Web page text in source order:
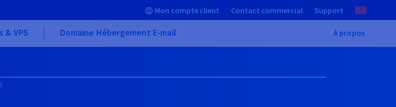
Mon compte client Contact commercial Support
& VPS Domaine Hébergement E-mail À propos